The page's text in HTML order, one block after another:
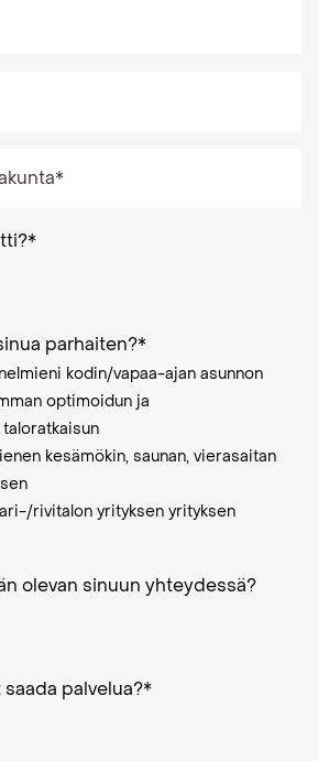
*
parhaiten?*
kodin/vapaa-ajan asunnon
optimoidun ja
kesämökin, saunan, vierasaitan
rivitalon yrityksen yrityksen
olevan sinuun yhteydessä?
palvelua?*